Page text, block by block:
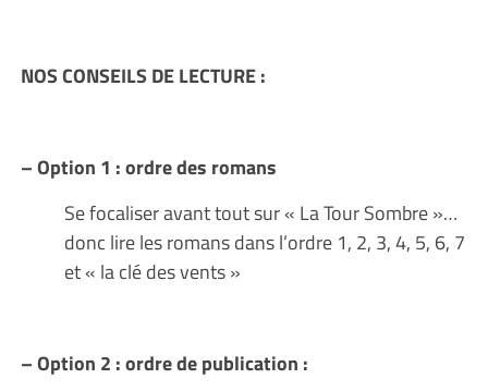
NOS CONSEILS DE LECTURE :
– Option 1 : ordre des romans
Se focaliser avant tout sur « La Tour Sombre »…
donc lire les romans dans l’ordre 1, 2, 3, 4, 5, 6, 7
et « la clé des vents »
– Option 2 : ordre de publication :